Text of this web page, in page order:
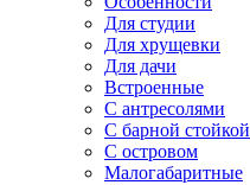
Для студии
Для хрущевки
Для дачи
Встроенные
С антресолями
С барной стойкой
С островом
Малогабаритные